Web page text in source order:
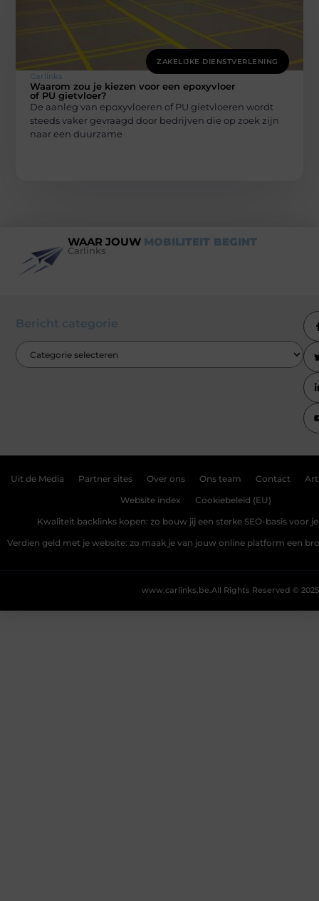
ZAKELIJKE DIENSTVERLENING
Carlinks
Waarom zou je kiezen voor een epoxyvloer
of PU gietvloer?
De aanleg van epoxyvloeren of PU gietvloeren wordt
steeds vaker gevraagd door bedrijven die op zoek zijn
naar een duurzame
WAAR JOUW MOBILITEIT BEGINT
Carlinks
Bericht categorie
Uit de Media Partner sites Over ons Ons team Contact
Website index Cookiebeleid (EU)
Kwaliteit backlinks kopen: zo bouw jij een sterke SEO-basis voor
Verdien geld met je website: zo maak je van jouw online platform een
All Rights Reserved © 2025
www.carlinks.be.